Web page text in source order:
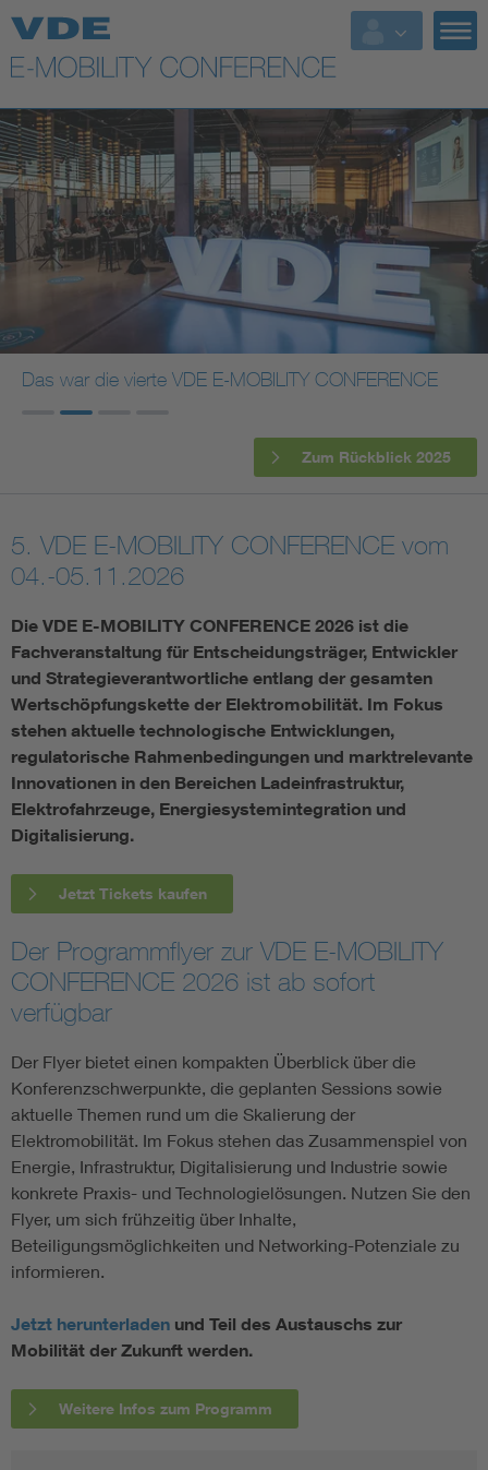
Das war die vierte VDE E-MOBILITY CONFERENCE
Zum Rückblick 2025
5. VDE E-MOBILITY CONFERENCE vom
04.-05.11.2026
Die VDE E-MOBILITY CONFERENCE 2026 ist die
Fachveranstaltung für Entscheidungsträger, Entwickler
und Strategieverantwortliche entlang der gesamten
Wertschöpfungskette der Elektromobilität. Im Fokus
stehen aktuelle technologische Entwicklungen,
regulatorische Rahmenbedingungen und marktrelevante
Innovationen in den Bereichen Ladeinfrastruktur,
Elektrofahrzeuge, Energiesystemintegration und
Digitalisierung.
Jetzt Tickets kaufen
Der Programmflyer zur VDE E-MOBILITY
CONFERENCE 2026 ist ab sofort
verfügbar
Der Flyer bietet einen kompakten Überblick über die
Konferenzschwerpunkte, die geplanten Sessions sowie
aktuelle Themen rund um die Skalierung der
Elektromobilität. Im Fokus stehen das Zusammenspiel von
Energie, Infrastruktur, Digitalisierung und Industrie sowie
konkrete Praxis- und Technologielösungen. Nutzen Sie den
Flyer, um sich frühzeitig über Inhalte,
Beteiligungsmöglichkeiten und Networking-Potenziale zu
informieren.
Jetzt herunterladen und Teil des Austauschs zur
Mobilität der Zukunft werden.
Weitere Infos zum Programm